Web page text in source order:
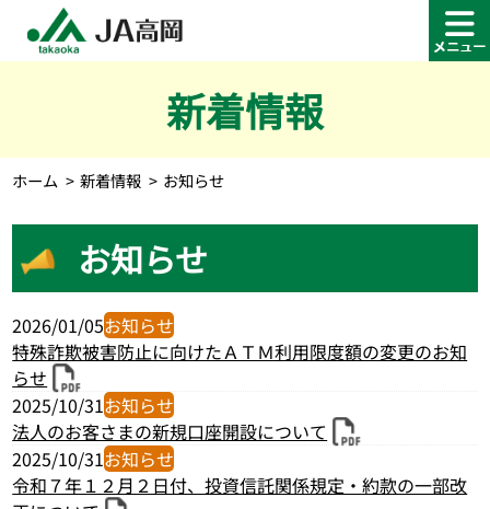
新着情報
ホーム 新着情報 お知らせ
お知らせ
2026/01/05お知らせ
特殊詐欺被害防止に向けたＡＴＭ利用限度額の変更のお知
らせ
2025/10/31お知らせ
法人のお客さまの新規口座開設について
2025/10/31お知らせ
令和７年１２月２日付、投資信託関係規定・約款の一部改